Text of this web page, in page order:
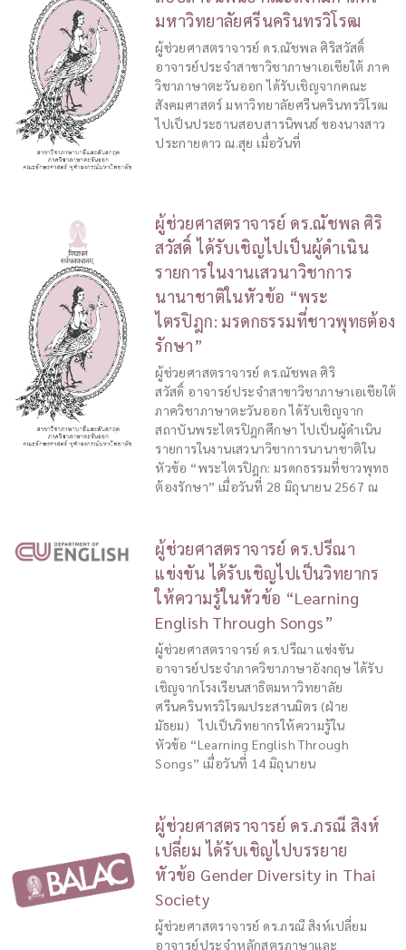
มหาวิทยาลัยศรีนครินทรวิโรฒ
ผู้ช่วยศาสตราจารย์ ดร.ณัชพล ศิริสวัสดิ์
อาจารย์ประจำสาขาวิชาภาษาเอเชียใต้ ภาค
วิชาภาษาตะวันออก ได้รับเชิญจากคณะ
สังคมศาสตร์ มหาวิทยาลัยศรีนครินทรวิโรฒ
ไปเป็นประธานสอบสารนิพนธ์ ของนางสาว
ประกายดาว ณ.สุย เมื่อวันที่
ผู้ช่วยศาสตราจารย์ ดร.ณัชพล ศิริ
สวัสดิ์ ได้รับเชิญไปเป็นผู้ดำเนิน
รายการในงานเสวนาวิชาการ
นานาชาติในหัวข้อ “พระ
ไตรปิฎก: มรดกธรรมที่ชาวพุทธต้อง
รักษา”
ผู้ช่วยศาสตราจารย์ ดร.ณัชพล ศิริ
สวัสดิ์ อาจารย์ประจำสาขาวิชาภาษาเอเชียใต้
ภาควิชาภาษาตะวันออก ได้รับเชิญจาก
สถาบันพระไตรปิฎกศึกษา ไปเป็นผู้ดำเนิน
รายการในงานเสวนาวิชาการนานาชาติใน
หัวข้อ “พระไตรปิฎก: มรดกธรรมที่ชาวพุทธ
ต้องรักษา” เมื่อวันที่ 28 มิถุนายน 2567 ณ
ผู้ช่วยศาสตราจารย์ ดร.ปรีณา
แข่งขัน ได้รับเชิญไปเป็นวิทยากร
ให้ความรู้ในหัวข้อ “Learning
English Through Songs”
ผู้ช่วยศาสตราจารย์ ดร.ปรีณา แข่งขัน
อาจารย์ประจำภาควิชาภาษาอังกฤษ ได้รับ
เชิญจากโรงเรียนสาธิตมหาวิทยาลัย
ศรีนครินทรวิโรฒประสานมิตร (ฝ่าย
มัธยม) ไปเป็นวิทยากรให้ความรู้ใน
หัวข้อ “Learning English Through
Songs” เมื่อวันที่ 14 มิถุนายน
ผู้ช่วยศาสตราจารย์ ดร.ภรณี สิงห์
เปลี่ยม ได้รับเชิญไปบรรยาย
หัวข้อ Gender Diversity in Thai
Society
ผู้ช่วยศาสตราจารย์ ดร.ภรณี สิงห์เปลี่ยม
อาจารย์ประจำหลักสูตรภาษาและ